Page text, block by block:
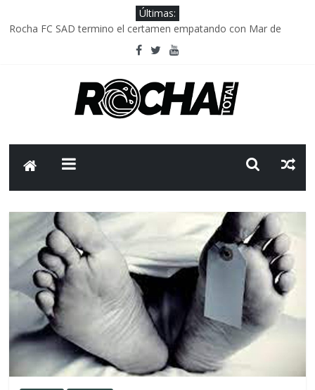
Últimas:
Rocha FC SAD termino el certamen empatando con Mar de
Delegación parlamentaria uruguaya llega a Israel; el Frente
Caso Charles Carrera: la causa que sobrevivió al paso del tiempo
Criminalidad en Uruguay: menos delitos,los homicidios son lo